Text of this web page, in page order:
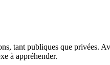
tant publiques que privées.
à appréhender.